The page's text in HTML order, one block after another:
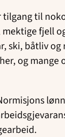
til
fjell
ski, båtliv
og